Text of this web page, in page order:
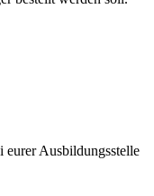
eurer Ausbildungsstelle